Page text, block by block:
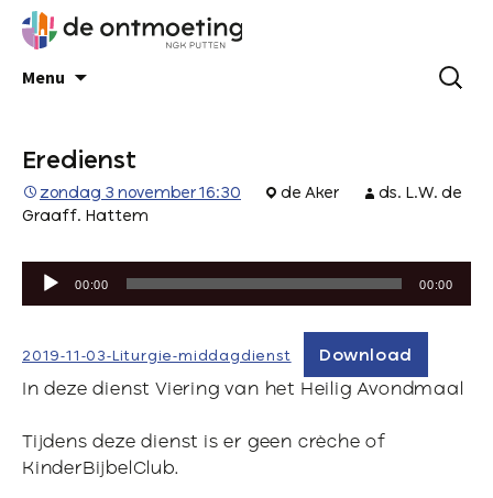
Menu
Eredienst
zondag 3 november 16:30 de Aker
ds. L.W. de
Graaff. Hattem
Audiospeler
00:00 00:00
2019-11-03-Liturgie-middagdienst
Download
In deze dienst Viering van het Heilig Avondmaal
Tijdens deze dienst is er geen crèche of
KinderBijbelClub.